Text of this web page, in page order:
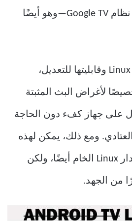
Google Chromecast نظام Google TV—وهو أيضًا
بفضل خفة وزن نواة Linux وقابليتها للتعديل،
لأغراض البث المثبتة
على جهاز كفء دون الحاجة
العتادي. ومع ذلك، يمكن لهذه
الصناديق تشغيل إصدار Linux الخام أيضًا، ولكن
من الجهد.